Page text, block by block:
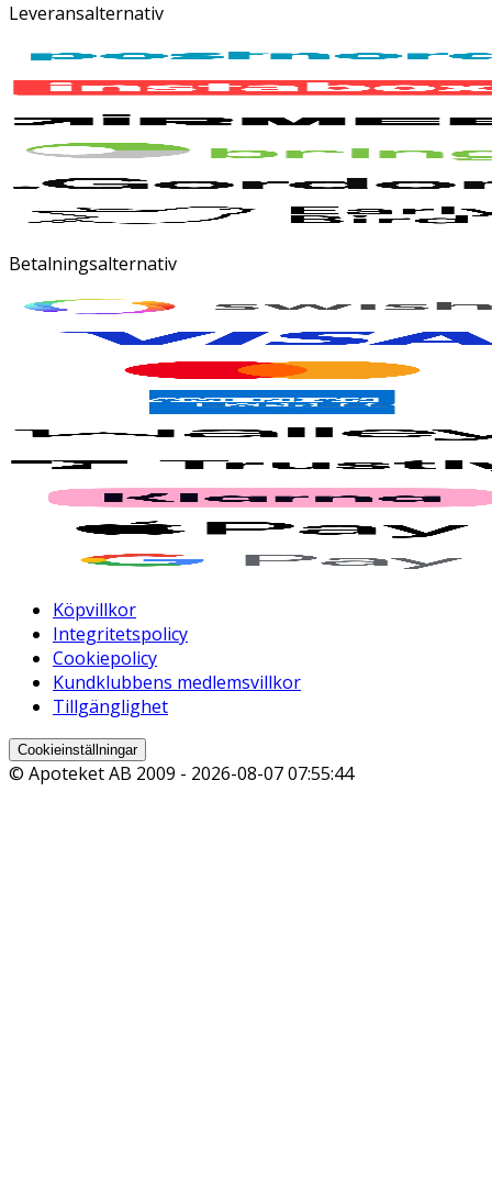
Leveransalternativ
Betalningsalternativ
Köpvillkor
Integritetspolicy
Cookiepolicy
Kundklubbens medlemsvillkor
Tillgänglighet
Cookieinställningar
© Apoteket AB 2009 - 2026-08-07 07:55:44